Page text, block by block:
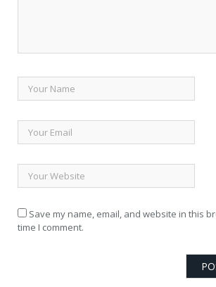
Save my name, email, and website in this
time I comment.